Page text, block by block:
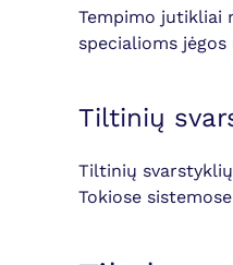
Tempimo jutikliai
specialioms
Tiltinių
Tiltinių
Tokiose